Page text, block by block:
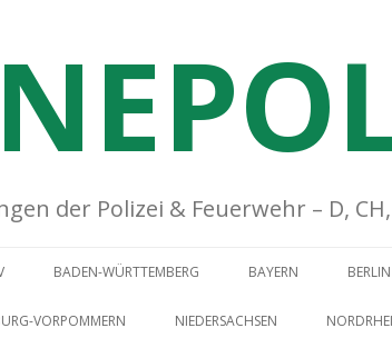
der Polizei & Feuerwehr – D,
BADEN-WÜRTTEMBERG BAYERN BERLIN
VORPOMMERN NIEDERSACHSEN